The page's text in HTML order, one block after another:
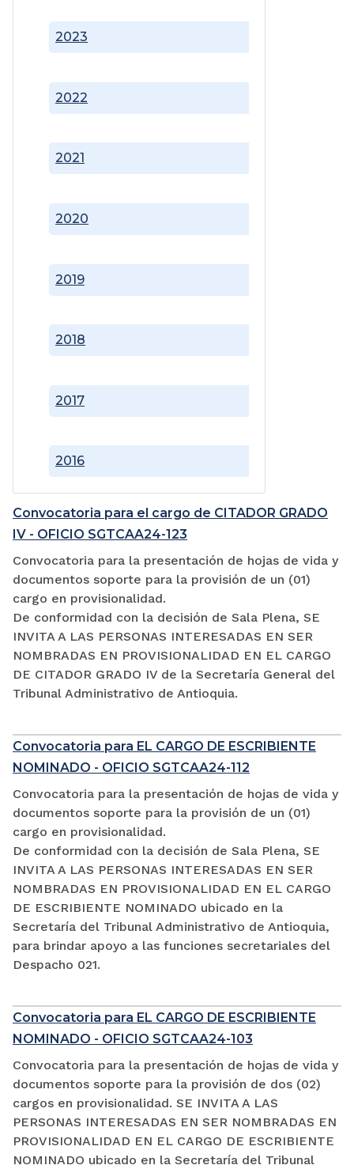
2016
2017
2018
2019
2020
2021
2022
2023
Convocatoria para el cargo de CITADOR GRADO
IV - OFICIO SGTCAA24-123
Convocatoria para la presentación de hojas de vida y
documentos soporte para la provisión de un (01)
cargo en provisionalidad.
De conformidad con la decisión de Sala Plena, SE
INVITA A LAS PERSONAS INTERESADAS EN SER
NOMBRADAS EN PROVISIONALIDAD EN EL CARGO
DE CITADOR GRADO IV de la Secretaría General del
Tribunal Administrativo de Antioquia.
Convocatoria para EL CARGO DE ESCRIBIENTE
NOMINADO - OFICIO SGTCAA24-112
Convocatoria para la presentación de hojas de vida y
documentos soporte para la provisión de un (01)
cargo en provisionalidad.
De conformidad con la decisión de Sala Plena, SE
INVITA A LAS PERSONAS INTERESADAS EN SER
NOMBRADAS EN PROVISIONALIDAD EN EL CARGO
DE ESCRIBIENTE NOMINADO ubicado en la
Secretaría del Tribunal Administrativo de Antioquia,
para brindar apoyo a las funciones secretariales del
Despacho 021.
Convocatoria para EL CARGO DE ESCRIBIENTE
NOMINADO - OFICIO SGTCAA24-103
Convocatoria para la presentación de hojas de vida y
documentos soporte para la provisión de dos (02)
cargos en provisionalidad. SE INVITA A LAS
PERSONAS INTERESADAS EN SER NOMBRADAS EN
PROVISIONALIDAD EN EL CARGO DE ESCRIBIENTE
NOMINADO ubicado en la Secretaría del Tribunal